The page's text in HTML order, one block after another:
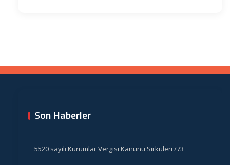
Son Haberler
5520 sayılı Kurumlar Vergisi Kanunu Sirküleri /73